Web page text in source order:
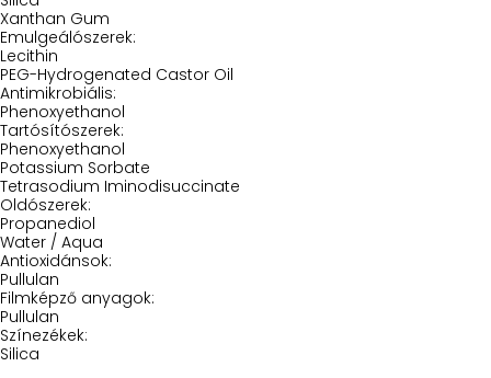
Xanthan Gum
Emulgeálószerek:
Lecithin
PEG-Hydrogenated Castor Oil
Antimikrobiális:
Phenoxyethanol
Tartósítószerek:
Phenoxyethanol
Potassium Sorbate
Tetrasodium Iminodisuccinate
Oldószerek:
Propanediol
Water / Aqua
Antioxidánsok:
Pullulan
Filmképző anyagok:
Pullulan
Színezékek:
Silica